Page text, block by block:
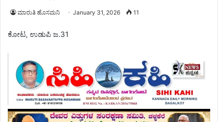
ಮಾರುತಿ ಹೊಸಮನಿ January 31, 2026 11
ಕೋಟ, ಉಡುಪಿ ಜ.31